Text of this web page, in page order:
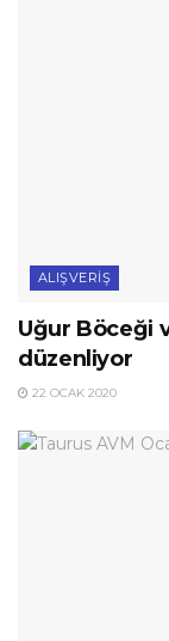
ALIŞVERIŞ
Uğur Böceği
düzenliyor
22 OCAK 2020